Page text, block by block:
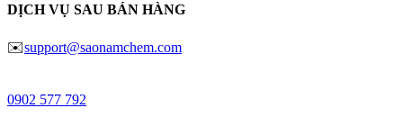
DỊCH VỤ SAU BÁN HÀNG
✉️support@saonamchem.com
0902 577 792